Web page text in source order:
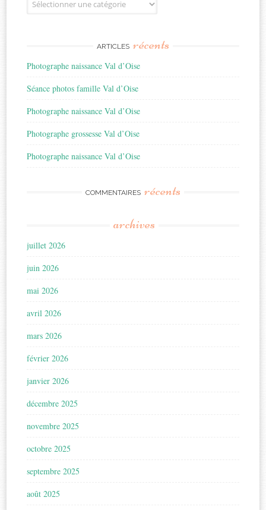
ARTICLES récents
Photographe naissance Val d’Oise
Séance photos famille Val d’Oise
Photographe naissance Val d’Oise
Photographe grossesse Val d’Oise
Photographe naissance Val d’Oise
COMMENTAIRES récents
archives
juillet 2026
juin 2026
mai 2026
avril 2026
mars 2026
février 2026
janvier 2026
décembre 2025
novembre 2025
octobre 2025
septembre 2025
août 2025